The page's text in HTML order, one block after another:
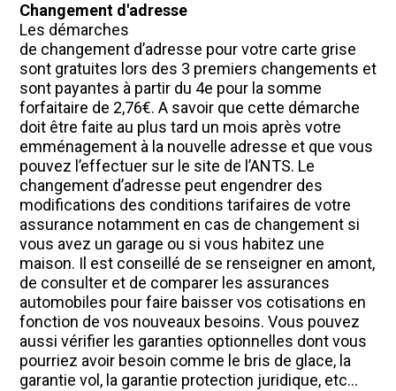
Changement d'adresse
Les démarches
de changement d’adresse pour votre carte grise
sont gratuites lors des 3 premiers changements et
sont payantes à partir du 4e pour la somme
forfaitaire de 2,76€. A savoir que cette démarche
doit être faite au plus tard un mois après votre
emménagement à la nouvelle adresse et que vous
pouvez l’effectuer sur le site de l’ANTS. Le
changement d’adresse peut engendrer des
modifications des conditions tarifaires de votre
assurance notamment en cas de changement si
vous avez un garage ou si vous habitez une
maison. Il est conseillé de se renseigner en amont,
de consulter et de comparer les assurances
automobiles pour faire baisser vos cotisations en
fonction de vos nouveaux besoins. Vous pouvez
aussi vérifier les garanties optionnelles dont vous
pourriez avoir besoin comme le bris de glace, la
garantie vol, la garantie protection juridique, etc…